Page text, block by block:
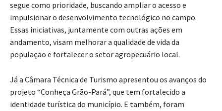
segue como prioridade, buscando ampliar o acesso e
impulsionar o desenvolvimento tecnológico no campo.
Essas iniciativas, juntamente com outras ações em
andamento, visam melhorar a qualidade de vida da
população e fortalecer o setor agropecuário local.
Já a Câmara Técnica de Turismo apresentou os avanços do
projeto “Conheça Grão-Pará”, que tem fortalecido a
identidade turística do município. E também, foram